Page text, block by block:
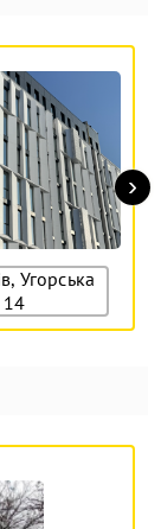
Угорська
14
›